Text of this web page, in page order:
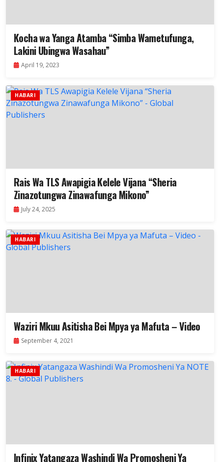
Kocha wa Yanga Atamba “Simba Wametufunga,
Lakini Ubingwa Wasahau”
April 19, 2023
HABARI
Rais Wa TLS Awapigia Kelele Vijana “Sheria
Zinazotungwa Zinawafunga Mikono”
July 24, 2025
HABARI
Waziri Mkuu Asitisha Bei Mpya ya Mafuta – Video
September 4, 2021
HABARI
Infinix Yatangaza Washindi Wa Promosheni Ya